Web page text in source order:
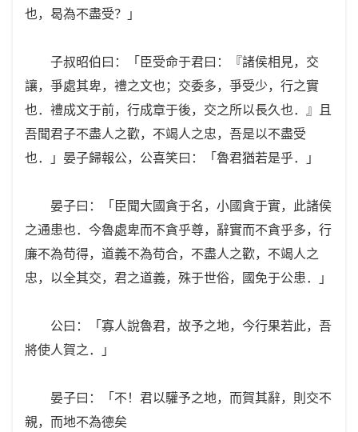
也，曷為不盡受？」
子叔昭伯曰：「臣受命于君曰：『諸侯相見，交
讓，爭處其卑，禮之文也；交委多，爭受少，行之實
也．禮成文于前，行成章于後，交之所以長久也．』且
吾聞君子不盡人之歡，不竭人之忠，吾是以不盡受
也．」晏子歸報公，公喜笑曰：「魯君猶若是乎．」
晏子曰：「臣聞大國貪于名，小國貪于實，此諸侯
之通患也．今魯處卑而不貪乎尊，辭實而不貪乎多，行
廉不為苟得，道義不為苟合，不盡人之歡，不竭人之
忠，以全其交，君之道義，殊于世俗，國免于公患．」
公曰：「寡人說魯君，故予之地，今行果若此，吾
將使人賀之．」
晏子曰：「不！君以驩予之地，而賀其辭，則交不
親，而地不為德矣